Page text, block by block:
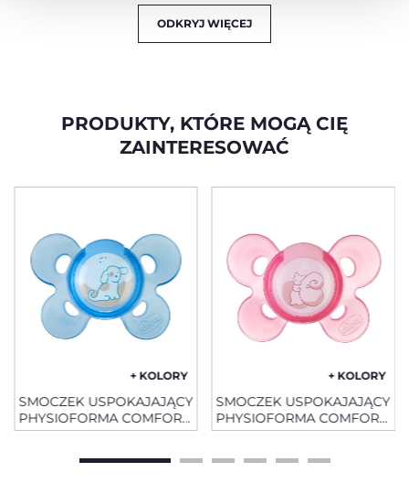
ODKRYJ WIĘCEJ
PRODUKTY, KTÓRE MOGĄ CIĘ
ZAINTERESOWAĆ
+ KOLORY
SMOCZEK USPOKAJAJĄCY
PHYSIOFORMA COMFORT
SILIKONOWY0 -6 M+ 1 SZT
+ KOLORY
SMOCZEK USPOKAJAJĄCY
PHYSIOFORMA COMFORT
SILIKONOWY0 -6 M+ 1 SZT